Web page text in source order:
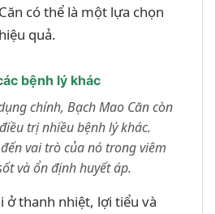
có thể là một lựa chọn
quả.
bệnh lý khác
chính, Bạch Mao Căn còn
trị nhiều bệnh lý khác.
vai trò của nó trong viêm
và ổn định huyết áp.
ở thanh nhiệt, lợi tiểu và